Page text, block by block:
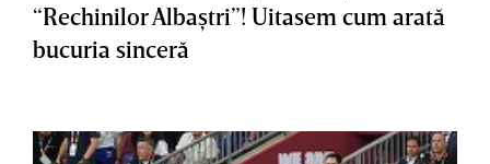
“Rechinilor Albaştri”! Uitasem cum arată
bucuria sinceră